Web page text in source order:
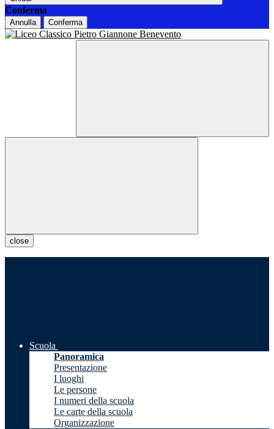
Conferma
Annulla Conferma
close
Scuola
Panoramica
Presentazione
I luoghi
Le persone
I numeri della scuola
Le carte della scuola
Organizzazione